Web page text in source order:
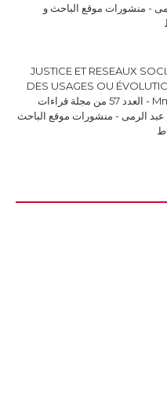
- منشورات موقع الباحث و
JUSTICE ET RESEAUX
DES USAGES OU
Mme Malika ZITOUNY - العدد 57 من مجلة قراءات
عبد الرمى - منشورات موقع الباحث